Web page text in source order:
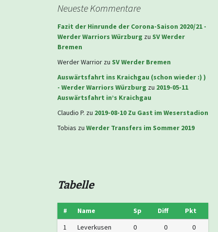
Neueste Kommentare
Fazit der Hinrunde der Corona-Saison 2020/21 -
Werder Warriors Würzburg zu SV Werder
Bremen
Werder Warrior zu SV Werder Bremen
Auswärtsfahrt ins Kraichgau (schon wieder :) )
- Werder Warriors Würzburg zu 2019-05-11
Auswärtsfahrt in’s Kraichgau
Claudio P. zu 2019-08-10 Zu Gast im Weserstadion
Tobias zu Werder Transfers im Sommer 2019
Tabelle
# Name Sp Diff
Pkt
1
Leverkusen 0 0
0